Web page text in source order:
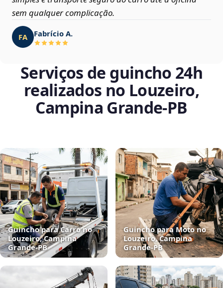
sem qualquer complicação.
FA Fabrício A.
Serviços de guincho 24h
realizados no Louzeiro,
Campina Grande‑PB
Guincho para Carro no
Louzeiro, Campina
Grande‑PB
Guincho para Moto no
Louzeiro, Campina
Grande‑PB